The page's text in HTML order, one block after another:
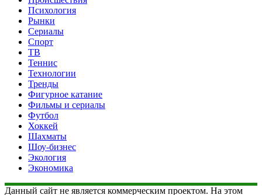
Психология
Рынки
Сериалы
Спорт
ТВ
Теннис
Технологии
Тренды
Фигурное катание
Фильмы и сериалы
Футбол
Хоккей
Шахматы
Шоу-бизнес
Экология
Экономика
Данный сайт не является коммерческим проектом. На этом